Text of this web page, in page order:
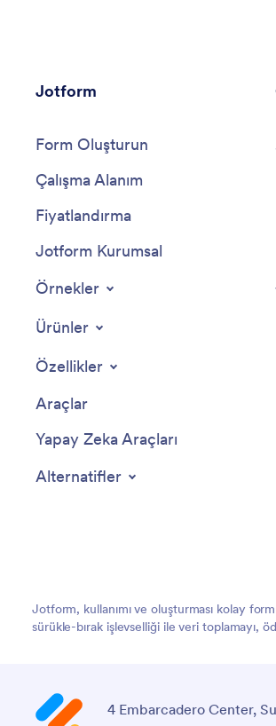
Jotform
Form Oluşturun
Çalışma Alanım
Fiyatlandırma
Jotform Kurumsal
Örnekler
Ürünler
Özellikler
Araçlar
Yapay Zeka Araçları
Alternatifler
Jotform, kullanımı ve oluşturması kolay
sürükle-bırak işlevselliği ile veri toplamayı,
4 Embarcadero Center,